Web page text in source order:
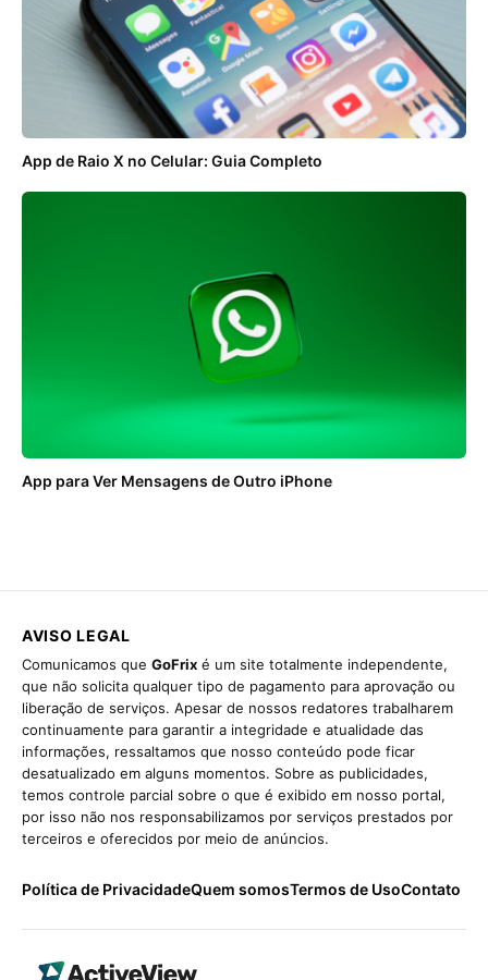
App de Raio X no Celular: Guia Completo
App para Ver Mensagens de Outro iPhone
AVISO LEGAL
Comunicamos que GoFrix é um site totalmente independente,
que não solicita qualquer tipo de pagamento para aprovação ou
liberação de serviços. Apesar de nossos redatores trabalharem
continuamente para garantir a integridade e atualidade das
informações, ressaltamos que nosso conteúdo pode ficar
desatualizado em alguns momentos. Sobre as publicidades,
temos controle parcial sobre o que é exibido em nosso portal,
por isso não nos responsabilizamos por serviços prestados por
terceiros e oferecidos por meio de anúncios.
Política de PrivacidadeQuem somosTermos de UsoContato